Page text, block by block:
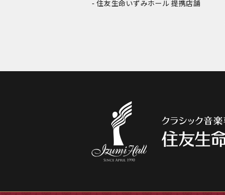
住友生命いずみホール 提携店舗